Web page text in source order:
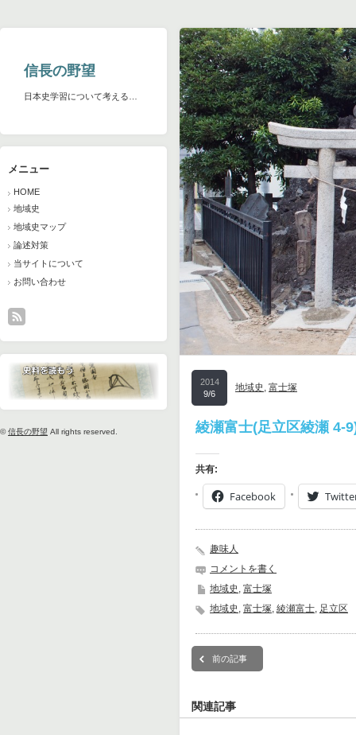
信長の野望
日本史学習について考える…
メニュー
HOME
地域史
地域史マップ
論述対策
当サイトについて
お問い合わせ
©信長の野望 All rights reserved.
2014
9/6
地域史 富士塚
綾瀬富士(足立区綾瀬 4-
共有:
Facebook
趣味人
コメントを書く
地域史 富士塚
地域史 富士塚 綾瀬富士 足立区
前の記事
関連記事